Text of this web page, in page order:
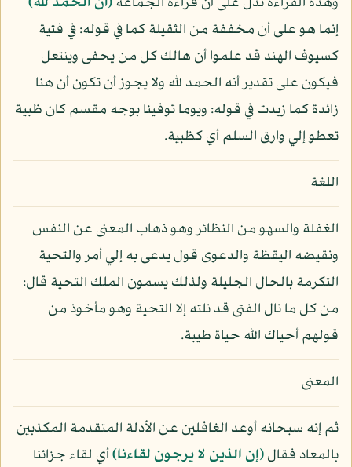
إنما هو على أن مخففة من الثقيلة كما في قوله: في فتية
كسيوف الهند قد علموا أن هالك كل من يحفى وينتعل
فيكون على تقدير أنه الحمد لله ولا يجوز أن تكون أن هنا
زائدة كما زيدت في قوله: ويوما توفينا بوجه مقسم كان ظبية
تعطو إلي وارق السلم أي كظبية.
اللغة
الغفلة والسهو من النظائر وهو ذهاب المعنى عن النفس
ونقيضه اليقظة والدعوى قول يدعى به إلي أمر والتحية
التكرمة بالحال الجليلة ولذلك يسمون الملك التحية قال:
من كل ما نال الفتى قد نلته إلا التحية وهو مأخوذ من
قولهم أحياك الله حياة طيبة.
المعنى
ثم إنه سبحانه أوعد الغافلين عن الأدلة المتقدمة المكذبين
بالمعاد فقال﴿إن الذين لا يرجون لقاءنا﴾أي لقاء جزائنا